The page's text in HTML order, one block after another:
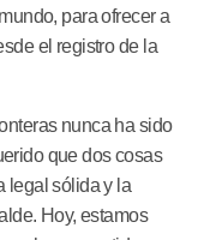
para ofrecer a
el registro de la
nunca ha sido
que dos cosas
legal sólida y la
Hoy, estamos